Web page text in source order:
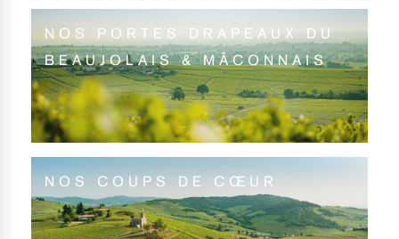
NOS PORTES DRAPEAUX DU
BEAUJOLAIS & MÂCONNAIS
NOS COUPS DE CŒUR